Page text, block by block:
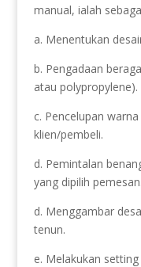
manual, ialah
a. Menentukan
b. Pengadaan
atau polypropylene).
c. Pencelupan
klien/pembeli.
d. Pemintalan
yang dipilih pemesan.
d. Menggambar
tenun.
e. Melakukan